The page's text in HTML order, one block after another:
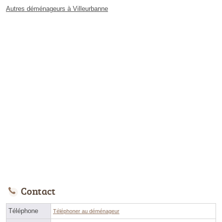
Autres déménageurs à Villeurbanne
Contact
Téléphone Téléphoner au déménageur